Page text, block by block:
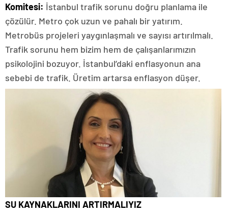
Komitesi: İstanbul trafik sorunu doğru planlama ile
çözülür. Metro çok uzun ve pahalı bir yatırım.
Metrobüs projeleri yaygınlaşmalı ve sayısı artırılmalı.
Trafik sorunu hem bizim hem de çalışanlarımızın
psikolojini bozuyor. İstanbul’daki enflasyonun ana
sebebi de trafik. Üretim artarsa enflasyon düşer.
SU KAYNAKLARINI ARTIRMALIYIZ